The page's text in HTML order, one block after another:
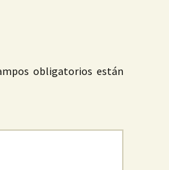
obligatorios están